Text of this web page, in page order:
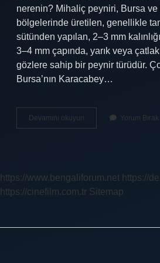
nerenin? Mihaliç peyniri, Bursa ve
bölgelerinde üretilen, genellikle
sütünden yapılan, 2–3 mm
3–4 mm çapında, yarık veya
gözlere sahip bir peynir türüdür.
Bursa’nın Karacabey…
Devamını okuyun Yuvarlak
Peynir
Yorum Bırak
https://www.bengaliforum.net https://
https://cinefilm.com.tr Sitemap